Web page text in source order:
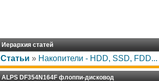
Иерархия статей
Статьи » Накопители - HDD, SSD, FDD...
ALPS DF354N164F флоппи-дисковод